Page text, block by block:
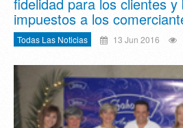
fidelidad para los clientes y
impuestos a los
Todas Las Noticias 13 Jun 2016